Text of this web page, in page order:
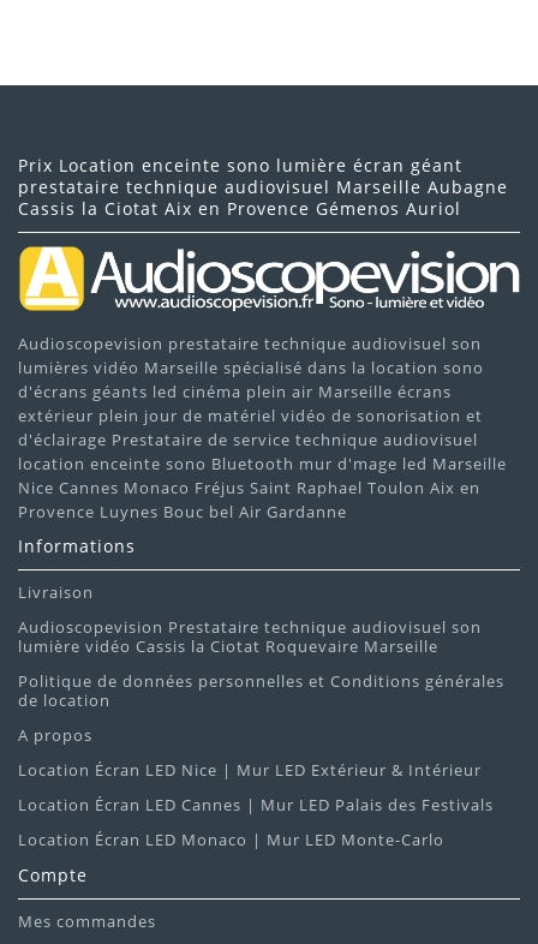
Prix Location enceinte sono lumière écran géant
prestataire technique audiovisuel Marseille Aubagne
Cassis la Ciotat Aix en Provence Gémenos Auriol
Audioscopevision prestataire technique audiovisuel son
lumières vidéo Marseille spécialisé dans la location sono
d'écrans géants led cinéma plein air Marseille écrans
extérieur plein jour de matériel vidéo de sonorisation et
d'éclairage Prestataire de service technique audiovisuel
location enceinte sono Bluetooth mur d'mage led Marseille
Nice Cannes Monaco Fréjus Saint Raphael Toulon Aix en
Provence Luynes Bouc bel Air Gardanne
Informations
Livraison
Audioscopevision Prestataire technique audiovisuel son
lumière vidéo Cassis la Ciotat Roquevaire Marseille
Politique de données personnelles et Conditions générales
de location
A propos
Location Écran LED Nice | Mur LED Extérieur & Intérieur
Location Écran LED Cannes | Mur LED Palais des Festivals
Location Écran LED Monaco | Mur LED Monte-Carlo
Compte
Mes commandes